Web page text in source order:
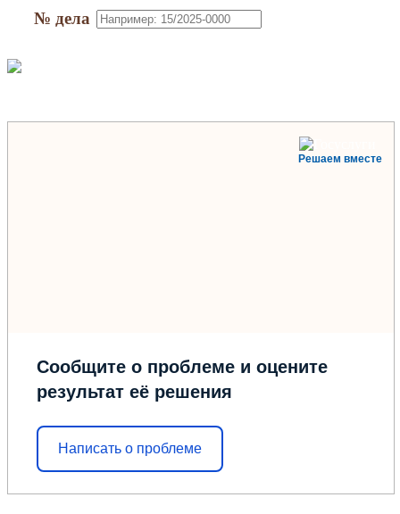
№ дела
Решаем вместе
Сообщите о проблеме и оцените
результат её решения
Написать о проблеме